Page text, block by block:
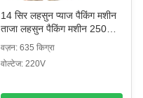
14 सिर लहसुन प्याज पैकिंग मशीन
ताजा लहसुन पैकिंग मशीन 250
ग्राम 500 ग्राम 1 किलो Vffs
वज़न: 635 किग्रा
वोल्टेज: 220V